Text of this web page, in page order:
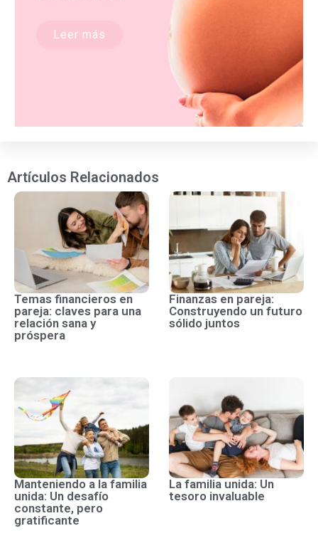
Leer más
Artículos Relacionados
Temas financieros en
pareja: claves para una
relación sana y
próspera
Finanzas en pareja:
Construyendo un futuro
sólido juntos
Manteniendo a la familia
unida: Un desafío
constante, pero
gratificante
La familia unida: Un
tesoro invaluable